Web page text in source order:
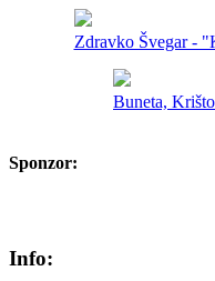
Zdravko Švegar -
Buneta,
Sponzor:
Info: